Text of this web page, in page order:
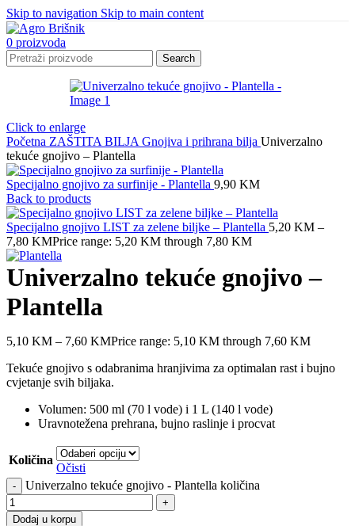
Skip to navigation Skip to main content
0 proizvoda
Search
Click to enlarge
Početna ZAŠTITA BILJA Gnojiva i prihrana bilja Univerzalno
tekuće gnojivo – Plantella
Specijalno gnojivo za surfinije - Plantella 9,90 KM
Back to products
Specijalno gnojivo LIST za zelene biljke – Plantella 5,20 KM –
7,80 KMPrice range: 5,20 KM through 7,80 KM
Univerzalno tekuće gnojivo –
Plantella
5,10 KM – 7,60 KMPrice range: 5,10 KM through 7,60 KM
Tekuće gnojivo s odabranima hranjivima za optimalan rast i bujno
cvjetanje svih biljaka.
Volumen: 500 ml (70 l vode) i 1 L (140 l vode)
Uravnotežena prehrana, bujno raslinje i procvat
Količina
Očisti
Univerzalno tekuće gnojivo - Plantella količina
Dodaj u korpu